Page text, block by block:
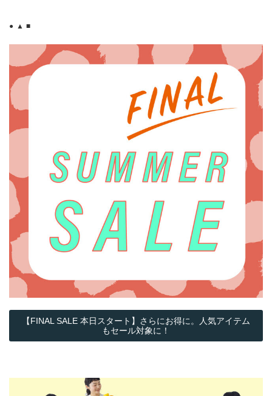
● ▲ ■
【FINAL SALE 本日スタート】さらにお得に。人気アイテム
もセール対象に！